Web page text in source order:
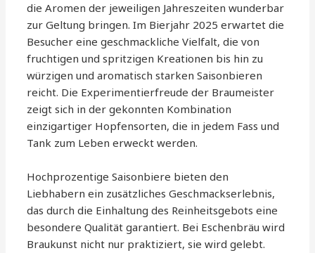
die Aromen der jeweiligen Jahreszeiten wunderbar
zur Geltung bringen. Im Bierjahr 2025 erwartet die
Besucher eine geschmackliche Vielfalt, die von
fruchtigen und spritzigen Kreationen bis hin zu
würzigen und aromatisch starken Saisonbieren
reicht. Die Experimentierfreude der Braumeister
zeigt sich in der gekonnten Kombination
einzigartiger Hopfensorten, die in jedem Fass und
Tank zum Leben erweckt werden.
Hochprozentige Saisonbiere bieten den
Liebhabern ein zusätzliches Geschmackserlebnis,
das durch die Einhaltung des Reinheitsgebots eine
besondere Qualität garantiert. Bei Eschenbräu wird
Braukunst nicht nur praktiziert, sie wird gelebt.